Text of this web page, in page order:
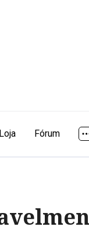
Loja Fórum